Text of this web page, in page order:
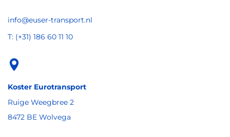
info@euser-transport.nl
T: (+31) 186 60 11 10
Koster Eurotransport
Ruige Weegbree 2
8472 BE Wolvega